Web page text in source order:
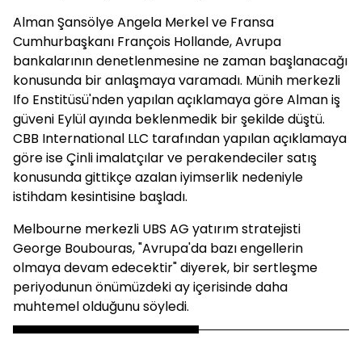
Alman Şansölye Angela Merkel ve Fransa
Cumhurbaşkanı François Hollande, Avrupa
bankalarının denetlenmesine ne zaman başlanacağı
konusunda bir anlaşmaya varamadı. Münih merkezli
Ifo Enstitüsü'nden yapılan açıklamaya göre Alman iş
güveni Eylül ayında beklenmedik bir şekilde düştü.
CBB International LLC tarafından yapılan açıklamaya
göre ise Çinli imalatçılar ve perakendeciler satış
konusunda gittikçe azalan iyimserlik nedeniyle
istihdam kesintisine başladı.
Melbourne merkezli UBS AG yatırım stratejisti
George Boubouras, "Avrupa'da bazı engellerin
olmaya devam edecektir" diyerek, bir sertleşme
periyodunun önümüzdeki ay içerisinde daha
muhtemel olduğunu söyledi.